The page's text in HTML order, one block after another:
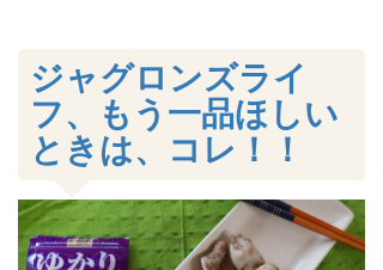
ジャグロンズライ
フ、もう一品ほしい
ときは、コレ！！